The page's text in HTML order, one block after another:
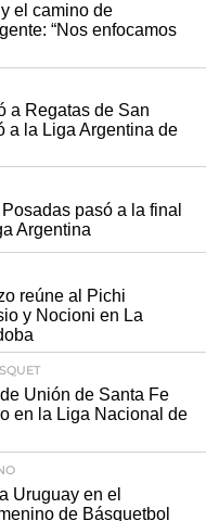
el camino de
“Nos enfocamos
a Regatas de San
a la Liga Argentina de
pasó a la final
Argentina
reúne al Pichi
y Nocioni en La
Unión de Santa Fe
en la Liga Nacional de
Uruguay en el
de Básquetbol